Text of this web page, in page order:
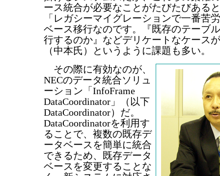
ース統合が必要なことがたびたびある
「レガシーマイグレーションで一番苦
ベース移行なのです。『既存のテーブ
行するのか』などデリケートなケース
（中本氏）というように課題も多い。
その際に有効なのが、
NECのデータ統合ソリュ
ーション「InfoFrame
DataCoordinator」（以下
DataCoordinator）だ。
DataCoordinatorを利用す
ることで、複数の既存デ
ータベースを簡単に統合
できるため、既存データ
ベースを変更することな